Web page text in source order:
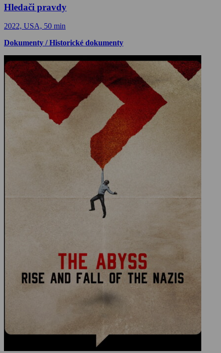
Hledači pravdy
2022, USA, 50 min
Dokumenty / Historické dokumenty